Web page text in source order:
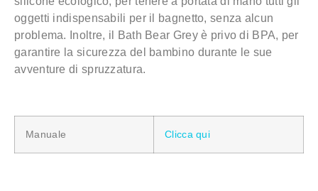
oggetti indispensabili per il bagnetto, senza alcun
problema. Inoltre, il Bath Bear Grey è privo di BPA, per
garantire la sicurezza del bambino durante le sue
avventure di spruzzatura.
Manuale Clicca qui